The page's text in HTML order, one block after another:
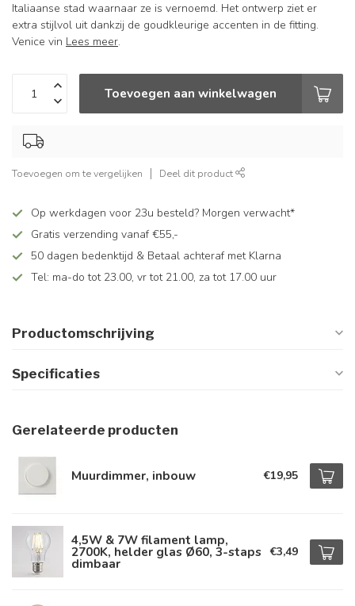
Italiaanse stad waarnaar ze is vernoemd. Het ontwerp ziet er
extra stijlvol uit dankzij de goudkleurige accenten in de fitting.
Venice vin Lees meer.
Toevoegen aan winkelwagen
Toevoegen om te vergelijken Deel dit product
Op werkdagen voor 23u besteld? Morgen verwacht*
Gratis verzending vanaf €55,-
50 dagen bedenktijd & Betaal achteraf met Klarna
Tel: ma-do tot 23.00, vr tot 21.00, za tot 17.00 uur
Productomschrijving
Specificaties
Gerelateerde producten
Muurdimmer, inbouw €19,95
4,5W & 7W filament lamp,
2700K, helder glas Ø60, 3-staps
dimbaar
€3,49